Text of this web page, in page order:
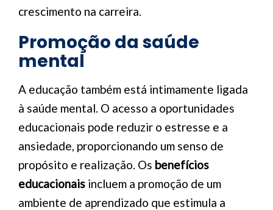
crescimento na carreira.
Promoção da saúde
mental
A educação também está intimamente ligada
à saúde mental. O acesso a oportunidades
educacionais pode reduzir o estresse e a
ansiedade, proporcionando um senso de
propósito e realização. Os benefícios
educacionais incluem a promoção de um
ambiente de aprendizado que estimula a